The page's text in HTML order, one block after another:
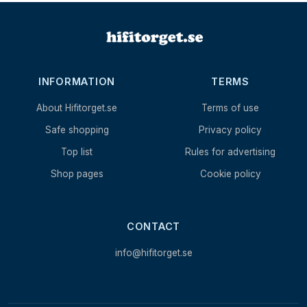
INFORMATION
About Hifitorget.se
Safe shopping
Top list
Shop pages
TERMS
Terms of use
Privacy policy
Rules for advertising
Cookie policy
CONTACT
info@hifitorget.se